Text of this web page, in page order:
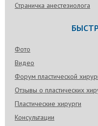
Страничка анестезиолога
Фото
Видео
Форум пластической
Отзывы о пластических
Пластические хирурги
Консультации